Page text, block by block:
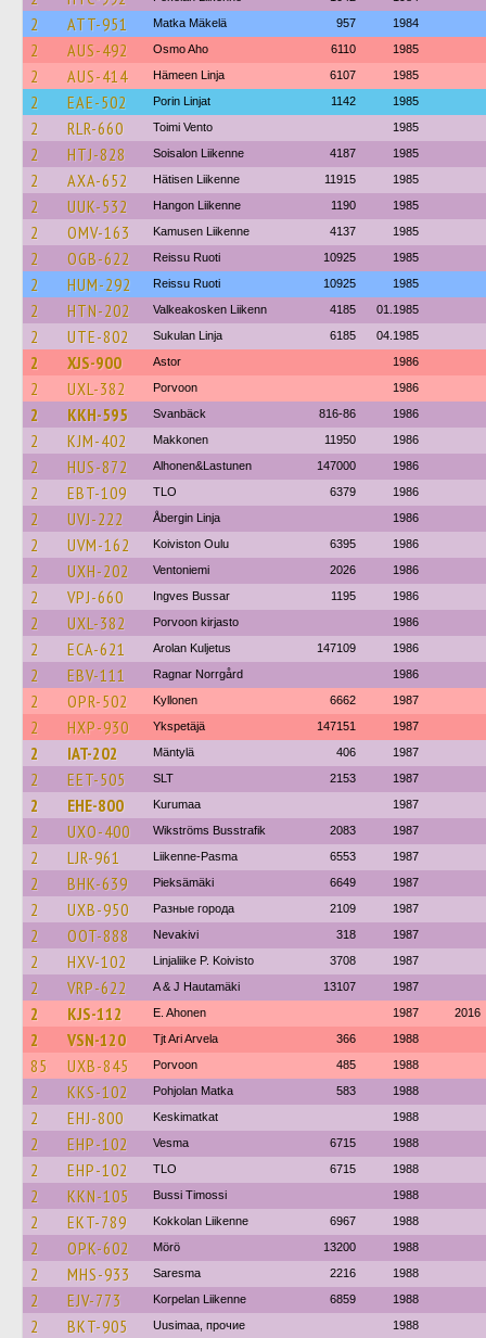
2 ATT-951 Matka Mäkelä 957 1984
2 AUS-492 Osmo Aho 6110 1985
2 AUS-414 Hämeen Linja 6107 1985
2 EAE-502 Porin Linjat 1142 1985
2 RLR-660 Toimi Vento 1985
2 HTJ-828 Soisalon Liikenne 4187 1985
2 AXA-652 Hätisen Liikenne 11915 1985
2 UUK-532 Hangon Liikenne 1190 1985
2 OMV-163 Kamusen Liikenne 4137 1985
2 OGB-622 Reissu Ruoti 10925 1985
2 HUM-292 Reissu Ruoti 10925 1985
2 HTN-202 Valkeakosken Liikenn 4185 01.1985
2 UTE-802 Sukulan Linja 6185 04.1985
2 XJS-900 Astor 1986
2 UXL-382 Porvoon 1986
2 KKH-595 Svanbäck 816-86 1986
2 KJM-402 Makkonen 11950 1986
2 HUS-872 Alhonen&Lastunen 147000 1986
2 EBT-109 TLO 6379 1986
2 UVJ-222 Åbergin Linja 1986
2 UVM-162 Koiviston Oulu 6395 1986
2 UXH-202 Ventoniemi 2026 1986
2 VPJ-660 Ingves Bussar 1195 1986
2 UXL-382 Porvoon kirjasto 1986
2 ECA-621 Arolan Kuljetus 147109 1986
2 EBV-111 Ragnar Norrgård 1986
2 OPR-502 Kyllonen 6662 1987
2 HXP-930 Ykspetäjä 147151 1987
2 IAT-202 Mäntylä 406 1987
2 EET-505 SLT 2153 1987
2 EHE-800 Kurumaa 1987
2 UXO-400 Wikströms Busstrafik 2083 1987
2 LJR-961 Liikenne-Pasma 6553 1987
2 BHK-639 Pieksämäki 6649 1987
2 UXB-950 Разные города 2109 1987
2 OOT-888 Nevakivi 318 1987
2 HXV-102 Linjaliike P. Koivisto 3708 1987
2 VRP-622 A & J Hautamäki 13107 1987
2 KJS-112 E. Ahonen 1987 2016
2 VSN-120 Tjt Ari Arvela 366 1988
85 UXB-845 Porvoon 485 1988
2 KKS-102 Pohjolan Matka 583 1988
2 EHJ-800 Keskimatkat 1988
2 EHP-102 Vesma 6715 1988
2 EHP-102 TLO 6715 1988
2 KKN-105 Bussi Timossi 1988
2 EKT-789 Kokkolan Liikenne 6967 1988
2 OPK-602 Mörö 13200 1988
2 MHS-933 Saresma 2216 1988
2 EJV-773 Korpelan Liikenne 6859 1988
2 BKT-905 Uusimaa, прочие 1988